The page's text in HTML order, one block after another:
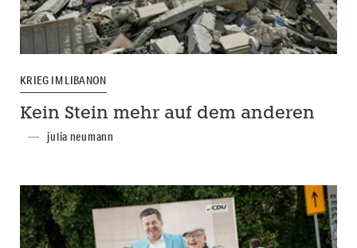
KRIEG IM LIBANON
Kein Stein mehr auf dem anderen
julia neumann